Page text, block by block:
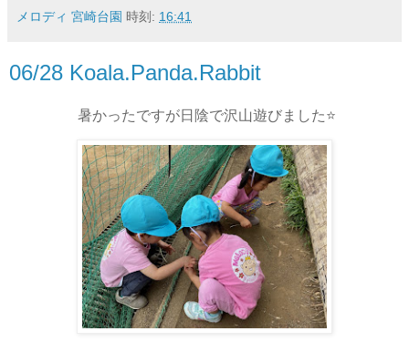
メロディ 宮崎台園 時刻: 16:41
06/28 Koala.Panda.Rabbit
暑かったですが日陰で沢山遊びました⭐